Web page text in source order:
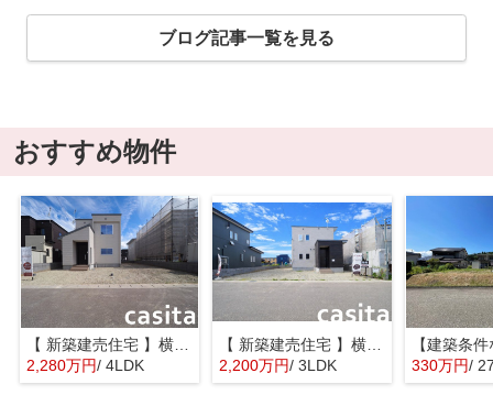
ブログ記事一覧を見る
おすすめ物件
【 新築建売住宅 】横手市八幡字長者町No58 横手北小学校区のオール電化 4LDK
2,280万円/ 4LDK
【 新築建売住宅 】横手市八幡字長者町No50 横手北小学校区のオール電化 3LDK
2,200万円/ 3LDK 330万円/